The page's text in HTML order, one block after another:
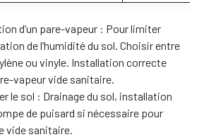
d’un pare-vapeur : Pour limiter
de l’humidité du sol. Choisir entre
ou vinyle. Installation correcte
vapeur vide sanitaire.
le sol : Drainage du sol, installation
de puisard si nécessaire pour
vide sanitaire.